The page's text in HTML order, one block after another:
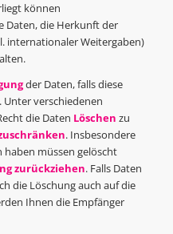
können
Daten, die Herkunft der
internationaler Weitergaben)
der Daten, falls diese
verschiedenen
die Daten Löschen zu
. Insbesondere
haben müssen gelöscht
zurückziehen. Falls Daten
die Löschung auch auf die
Ihnen die Empfänger